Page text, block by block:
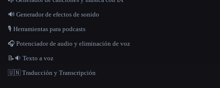
🔊 Generador de efectos de sonido
🎙️ Herramientas para podcasts
🎧 Potenciador de audio y eliminación de voz
📝🔉 Texto a voz
🇺🇳 Traducción y Transcripción